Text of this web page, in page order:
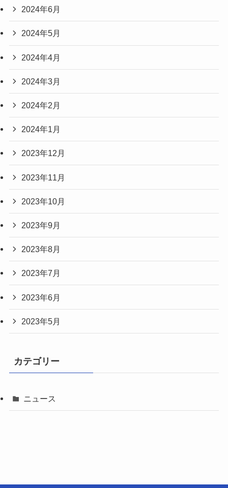
2024年6月
2024年5月
2024年4月
2024年3月
2024年2月
2024年1月
2023年12月
2023年11月
2023年10月
2023年9月
2023年8月
2023年7月
2023年6月
2023年5月
カテゴリー
ニュース